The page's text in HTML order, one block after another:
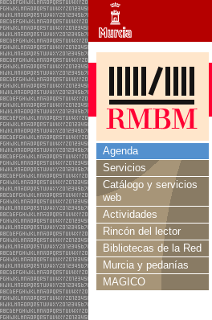
Agenda
Servicios
Catálogo y servicios
web
Actividades
Rincón del lector
Bibliotecas de la Red
Murcia y pedanías
MAGICO